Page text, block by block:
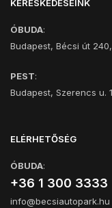
KERESKEDÉSEINK
ÓBUDA:
Budapest, Bécsi út
PEST:
Budapest, Szerencs u.
ELÉRHETŐSÉG
ÓBUDA:
+36 1 300 3333
info@becsiautopark.hu